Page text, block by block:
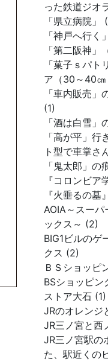
った鉄道ジオ
「県立病院」
「神戸へ行く
「第二阪神」
「菓子ｓパト
ア（30～40
「車内販売」
(1)
「酒は白雪」
「高が平」行
ト型で車掌さ
「鬼太郎」の
『コロンビア
『火垂るの墓
AOIA～スーパ
ックス～ (2)
BIG1ビルのゲ
クス (2)
ＢＳショッピ
BSショッピン
ストア大石 (1)
JRのオレンジ
JR三ノ宮と西
JR三ノ宮駅の
た、駅近くの